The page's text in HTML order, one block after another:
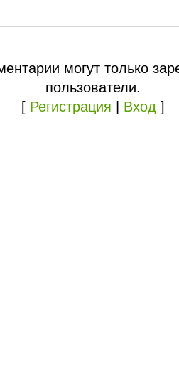
могут только
пользователи.
[ Регистрация Вход ]